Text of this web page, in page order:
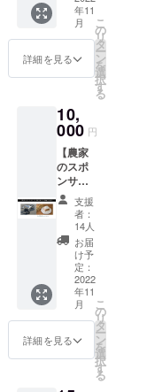
農家さ
んを応
援しま
せん
かりし
た支援
金を通
じて、
農家さ
んへミ
ズニ
ゴール
をお届
けいた
しま
す。 ※
消費
税・送
料込み
業と生
きがい
のある
健康で
に、
日々取
り組ん
でまい
りま
す。 い
ただい
た支援
は、
『ミズ
ニゴー
ル』の
さらな
るブ
ラッ
シュ
アップ
まで体
験にい
けない
けど、
美味し
を食べ
たいと
いう方
へ、ミ
ズニ
ゴール
を使っ
て、大
切に育
てたお
米をお
届けい
たしま
す。
「世界
初のミ
ズニ
年11
月
詳細を見る
こ
の
リ
タ
ー
ン
を
選
択
す
る
10,
000 円
【農家
のスポ
ンサー
になろ
う♪ 長
野で
育った
お米5kg
コー
ス】
10,000
さんへ
ミズニ
ゴール
をお届
支援
者：
14人
お届
け予
定：
2022
年11
月
詳細を見る
こ
の
リ
タ
ー
ン
を
選
択
す
る